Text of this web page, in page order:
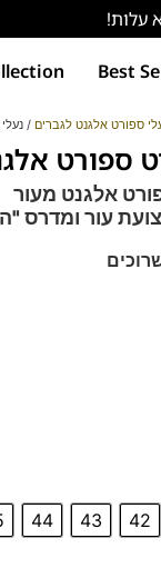
Best
ספורט אלגנט לגברים / נעלי
אלגנט 15161
אלגנט מעור
עור ומדרס
42
43
44